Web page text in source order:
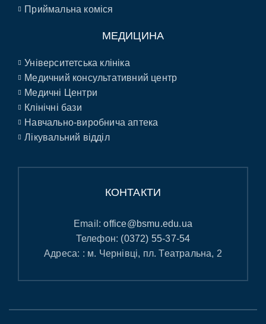
Приймальна коміся
МЕДИЦИНА
Університетська клініка
Медичний консультативний центр
Медичні Центри
Клінічні бази
Навчально-виробнича аптека
Лікувальний відділ
КОНТАКТИ
Email:office@bsmu.edu.ua
Телефон: (0372) 55-37-54
Адреса: : м. Чернівці, пл. Театральна, 2